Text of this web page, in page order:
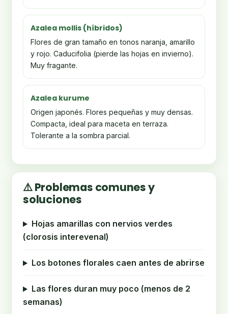
Azalea mollis (híbridos)
Flores de gran tamaño en tonos naranja, amarillo
y rojo. Caducifolia (pierde las hojas en invierno).
Muy fragante.
Azalea kurume
Origen japonés. Flores pequeñas y muy densas.
Compacta, ideal para maceta en terraza.
Tolerante a la sombra parcial.
⚠️ Problemas comunes y
soluciones
Hojas amarillas con nervios verdes
(clorosis interevenal)
Los botones florales caen antes de abrirse
Las flores duran muy poco (menos de 2
semanas)